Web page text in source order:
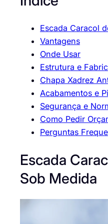
Escada Caracol
Vantagens
Onde Usar
Estrutura e
Chapa Xadrez
Acabamentos e
Segurança e
Como Pedir
Perguntas
Escada
Sob Medida